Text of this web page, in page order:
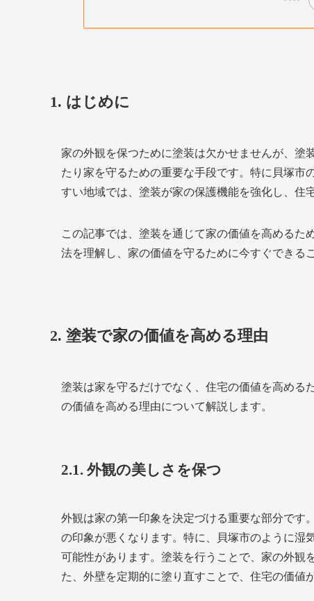
1. はじめに
家の外観を保つために塗装は欠かせませんが、塗
たり家を守るための重要な手段です。特に貝塚市
すい地域では、塗装が家の保護機能を強化し、住
この記事では、塗装を通じて家の価値を高める
法を理解し、家の価値を守るために今すぐできる
2. 塗装で家の価値を高める理由
塗装は家を守るだけでなく、住宅の価値を高める
の価値を高める理由について解説します。
2.1. 外観の美しさを保つ
外観は家の第一印象を決定づける重要な部分です
の印象が悪くなります。特に、貝塚市のように湿
可能性があります。塗装を行うことで、家の外観
た、外壁を定期的に塗り直すことで、住宅の価値